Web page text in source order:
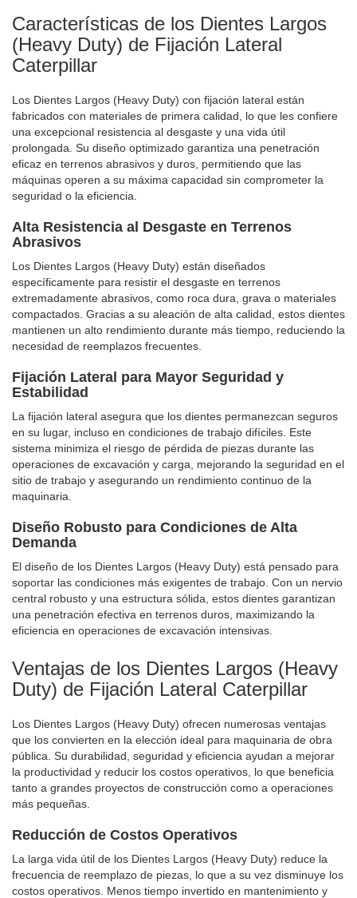
Características de los Dientes Largos
(Heavy Duty) de Fijación Lateral
Caterpillar
Los Dientes Largos (Heavy Duty) con fijación lateral están
fabricados con materiales de primera calidad, lo que les confiere
una excepcional resistencia al desgaste y una vida útil
prolongada. Su diseño optimizado garantiza una penetración
eficaz en terrenos abrasivos y duros, permitiendo que las
máquinas operen a su máxima capacidad sin comprometer la
seguridad o la eficiencia.
Alta Resistencia al Desgaste en Terrenos
Abrasivos
Los Dientes Largos (Heavy Duty) están diseñados
específicamente para resistir el desgaste en terrenos
extremadamente abrasivos, como roca dura, grava o materiales
compactados. Gracias a su aleación de alta calidad, estos dientes
mantienen un alto rendimiento durante más tiempo, reduciendo la
necesidad de reemplazos frecuentes.
Fijación Lateral para Mayor Seguridad y
Estabilidad
La fijación lateral asegura que los dientes permanezcan seguros
en su lugar, incluso en condiciones de trabajo difíciles. Este
sistema minimiza el riesgo de pérdida de piezas durante las
operaciones de excavación y carga, mejorando la seguridad en el
sitio de trabajo y asegurando un rendimiento continuo de la
maquinaria.
Diseño Robusto para Condiciones de Alta
Demanda
El diseño de los Dientes Largos (Heavy Duty) está pensado para
soportar las condiciones más exigentes de trabajo. Con un nervio
central robusto y una estructura sólida, estos dientes garantizan
una penetración efectiva en terrenos duros, maximizando la
eficiencia en operaciones de excavación intensivas.
Ventajas de los Dientes Largos (Heavy
Duty) de Fijación Lateral Caterpillar
Los Dientes Largos (Heavy Duty) ofrecen numerosas ventajas
que los convierten en la elección ideal para maquinaria de obra
pública. Su durabilidad, seguridad y eficiencia ayudan a mejorar
la productividad y reducir los costos operativos, lo que beneficia
tanto a grandes proyectos de construcción como a operaciones
más pequeñas.
Reducción de Costos Operativos
La larga vida útil de los Dientes Largos (Heavy Duty) reduce la
frecuencia de reemplazo de piezas, lo que a su vez disminuye los
costos operativos. Menos tiempo invertido en mantenimiento y